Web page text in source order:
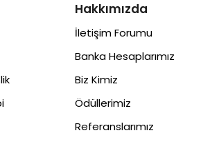
Hakkımızda
İletişim Forumu
Banka Hesaplarımız
Biz Kimiz
Ödüllerimiz
Referanslarımız